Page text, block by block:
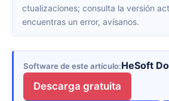
ctualizaciones; consulta la versión
encuentras un error, avísanos.
Software de este artículo HeSoft
Descarga gratuita